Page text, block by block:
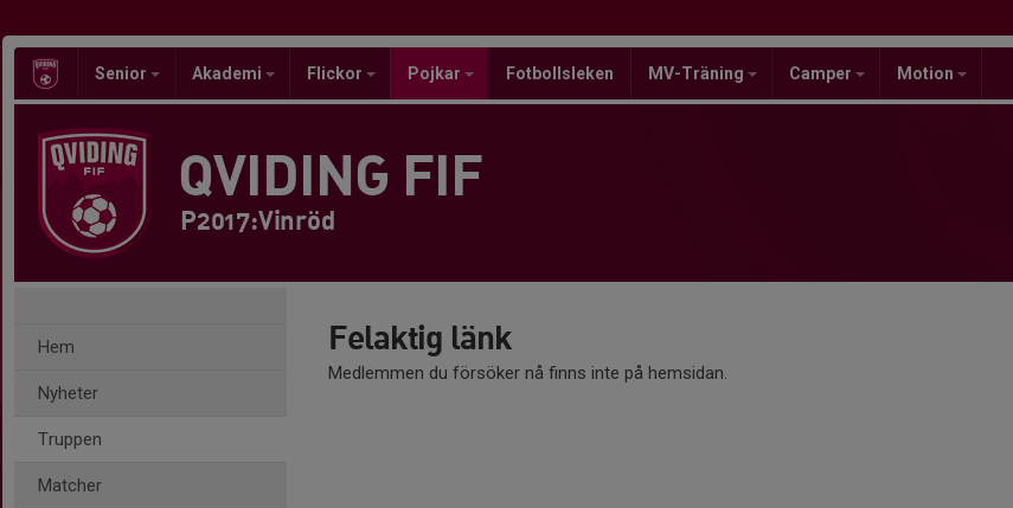
Senior Akademi Flickor Pojkar Fotbollsleken MV-Träning Camper Motion
QVIDING FIF
P2017:Vinröd
Hem
Nyheter
Truppen
Matcher
Felaktig länk
Medlemmen du försöker nå finns inte på hemsidan.